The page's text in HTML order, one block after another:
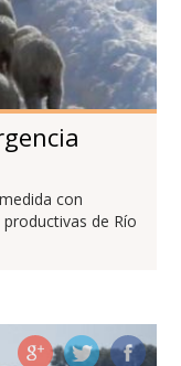
con
de Río